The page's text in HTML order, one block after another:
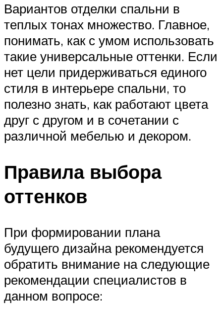
Вариантов отделки спальни в
теплых тонах множество. Главное,
понимать, как с умом использовать
такие универсальные оттенки. Если
нет цели придерживаться единого
стиля в интерьере спальни, то
полезно знать, как работают цвета
друг с другом и в сочетании с
различной мебелью и декором.
Правила выбора
оттенков
При формировании плана
будущего дизайна рекомендуется
обратить внимание на следующие
рекомендации специалистов в
данном вопросе: